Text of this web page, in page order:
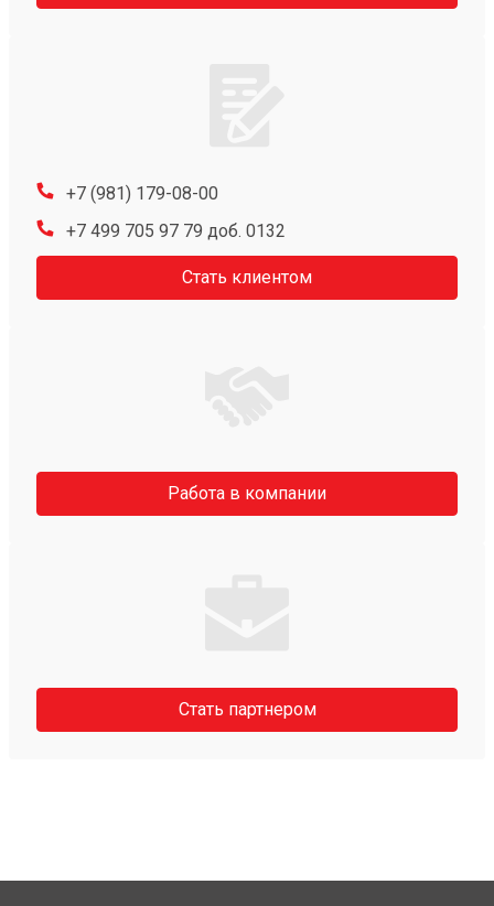
+7 (981) 179-08-00
+7 499 705 97 79 доб. 0132
Стать клиентом
Работа в компании
Стать партнером